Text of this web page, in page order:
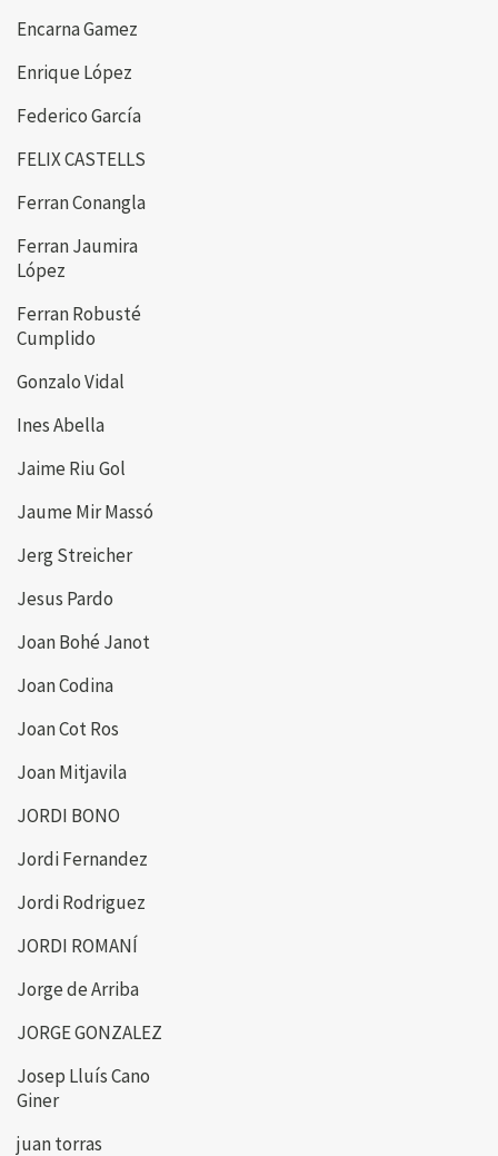
Encarna Gamez
Enrique López
Federico García
FELIX CASTELLS
Ferran Conangla
Ferran Jaumira
López
Ferran Robusté
Cumplido
Gonzalo Vidal
Ines Abella
Jaime Riu Gol
Jaume Mir Massó
Jerg Streicher
Jesus Pardo
Joan Bohé Janot
Joan Codina
Joan Cot Ros
Joan Mitjavila
JORDI BONO
Jordi Fernandez
Jordi Rodriguez
JORDI ROMANÍ
Jorge de Arriba
JORGE GONZALEZ
Josep Lluís Cano
Giner
juan torras